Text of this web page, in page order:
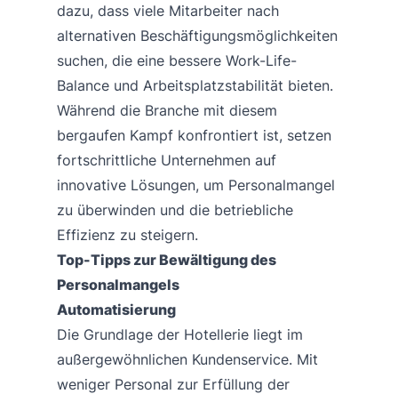
dazu, dass viele Mitarbeiter nach
alternativen Beschäftigungsmöglichkeiten
suchen, die eine bessere Work-Life-
Balance und Arbeitsplatzstabilität bieten.
Während die Branche mit diesem
bergaufen Kampf konfrontiert ist, setzen
fortschrittliche Unternehmen auf
innovative Lösungen, um Personalmangel
zu überwinden und die betriebliche
Effizienz zu steigern.
Top-Tipps zur Bewältigung des
Personalmangels
Automatisierung
Die Grundlage der Hotellerie liegt im
außergewöhnlichen Kundenservice. Mit
weniger Personal zur Erfüllung der